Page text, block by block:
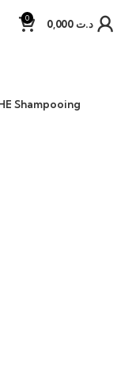
0 د.ت
Shampooing